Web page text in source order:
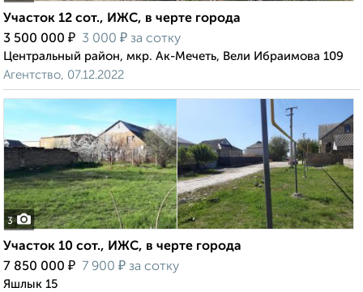
Участок 12 сот., ИЖС, в черте города
3 500 000 ₽ 3 000 ₽ за сотку
Центральный район, мкр. Ак-Мечеть, Вели Ибраимова 109
Агентство, 07.12.2022
3
Участок 10 сот., ИЖС, в черте города
7 850 000 ₽ 7 900 ₽ за сотку
Яшлык 15